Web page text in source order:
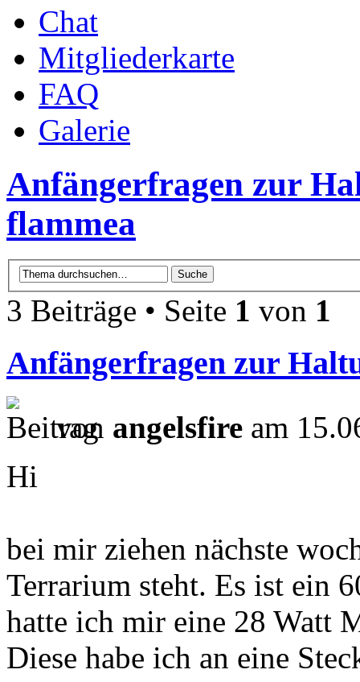
Chat
Mitgliederkarte
FAQ
Galerie
Anfängerfragen zur
flammea
3 Beiträge • Seite 1 von 1
Anfängerfragen zur
von angelsfire am
Hi
bei mir ziehen nächste
Terrarium steht. Es ist ein
hatte ich mir eine 28 Watt
Diese habe ich an eine